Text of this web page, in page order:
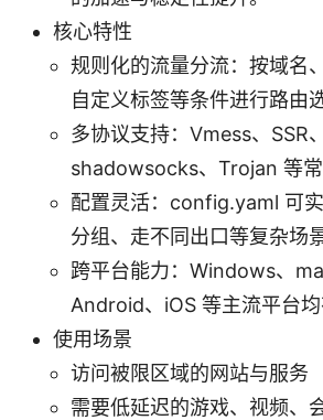
核心特性
规则化的流量分流：按域名
自定义标签等条件进行路由
多协议支持：Vmess、SSR、
shadowsocks、Trojan 等
配置灵活：config.yaml 可
分组、走不同出口等复杂场
跨平台能力：Windows、
Android、iOS 等主流平台
使用场景
访问被限区域的网站与服务
需要低延迟的游戏、视频、